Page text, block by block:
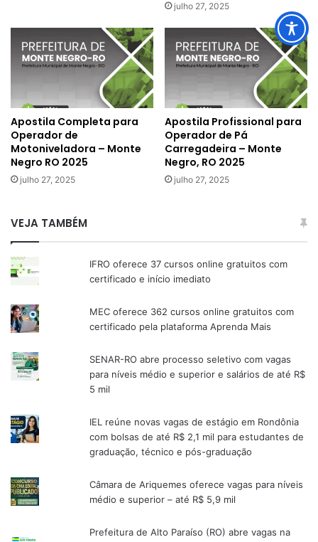
julho 27, 2025
Apostila Completa para
Operador de
Motoniveladora – Monte
Negro RO 2025
julho 27, 2025
Apostila Profissional para
Operador de Pá
Carregadeira – Monte
Negro, RO 2025
julho 27, 2025
VEJA TAMBÉM
IFRO oferece 37 cursos online gratuitos com
certificado e início imediato
MEC oferece 362 cursos online gratuitos com
certificado pela plataforma Aprenda Mais
SENAR-RO abre processo seletivo com vagas
para níveis médio e superior e salários de até R$
5 mil
IEL reúne novas vagas de estágio em Rondônia
com bolsas de até R$ 2,1 mil para estudantes de
graduação, técnico e pós-graduação
Câmara de Ariquemes oferece vagas para níveis
médio e superior – até R$ 5,9 mil
Prefeitura de Alto Paraíso (RO) abre vagas na